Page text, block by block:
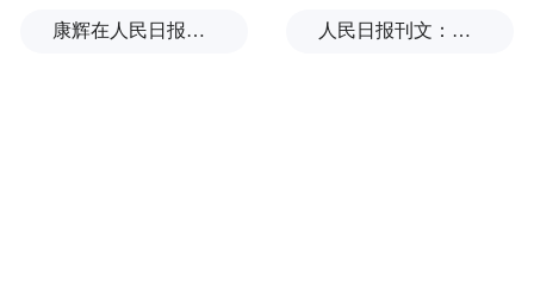
康辉在人民日报撰文：小字典有大力量 人民日报刊文：挡“张雪机车”，民进党当局怕什么